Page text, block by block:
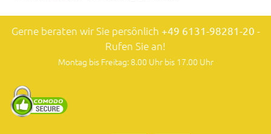
Gerne beraten wir Sie persönlich +49 6131-98281-20 -
Rufen Sie an!
Montag bis Freitag: 8.00 Uhr bis 17.00 Uhr